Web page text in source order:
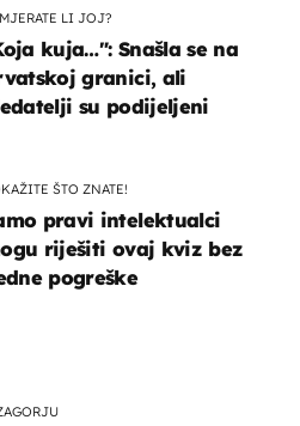
LI JOJ?
kuja…": Snašla se na
granici, ali
su podijeljeni
ŠTO ZNATE!
pravi intelektualci
riješiti ovaj kviz bez
pogreške